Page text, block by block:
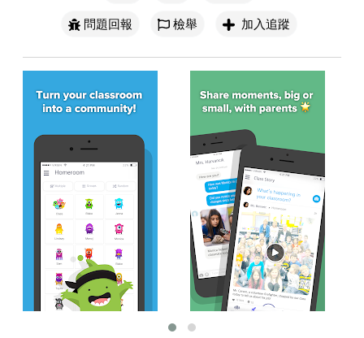
問題回報
檢舉 加入追蹤